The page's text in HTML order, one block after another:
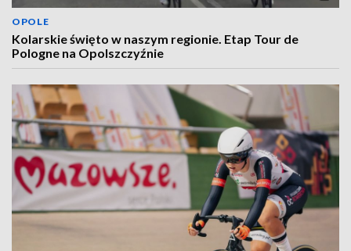
OPOLE
Kolarskie święto w naszym regionie. Etap Tour de
Pologne na Opolszczyźnie